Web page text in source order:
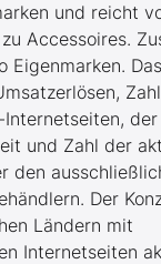
und reicht
Accessoires.
Eigenmarken.
der
und Zahl der
den
Der
Ländern mit
Internetseiten